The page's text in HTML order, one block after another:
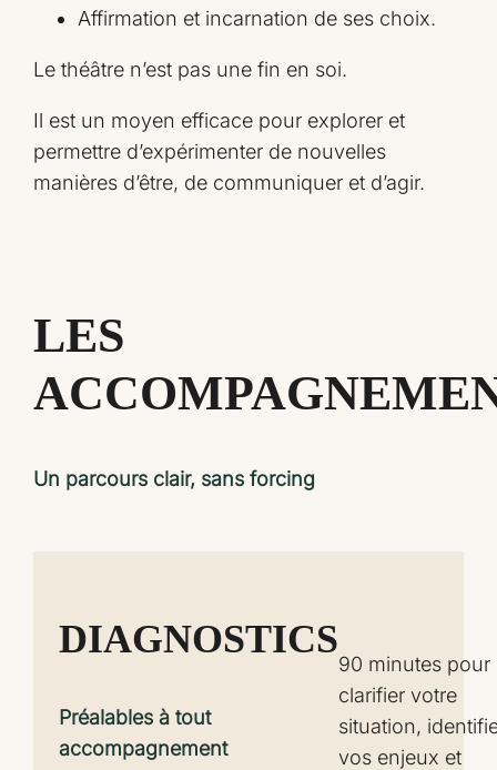
Affirmation et incarnation de ses choix.
Le théâtre n’est pas une fin en soi.
Il est un moyen efficace pour explorer et
permettre d’expérimenter de nouvelles
manières d’être, de communiquer et d’agir.
LES
Un parcours clair, sans forcing
DIAGNOSTICS
Préalables à tout
accompagnement
90 minutes pour
clarifier votre
situation,
vos enjeux et